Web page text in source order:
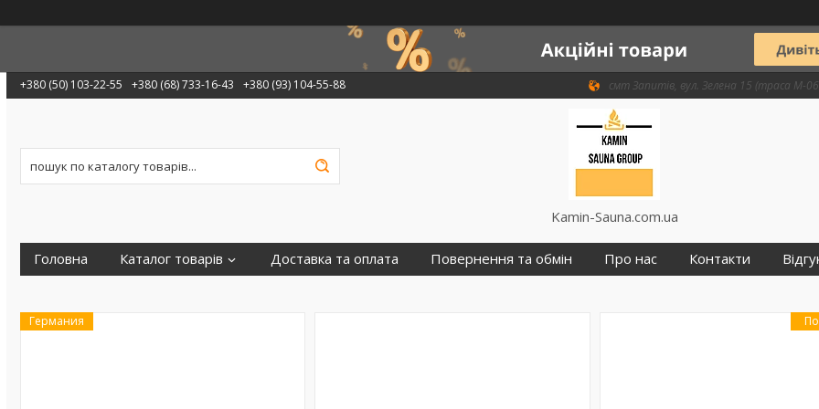
+380 (50) 103-22-55 +380 (68) 733-16-43 +380 (93) 104-55-88 смт Запитів, вул. Зелена 15 (траса М-06
Kamin-Sauna.com.ua
Головна Каталог товарів Доставка та оплата Повернення та обмін Про нас Контакти
Германия